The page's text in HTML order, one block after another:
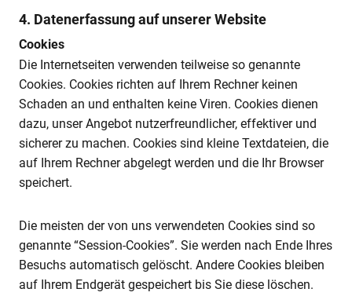
4. Datenerfassung auf unserer Website
Cookies
Die Internetseiten verwenden teilweise so genannte
Cookies. Cookies richten auf Ihrem Rechner keinen
Schaden an und enthalten keine Viren. Cookies dienen
dazu, unser Angebot nutzerfreundlicher, effektiver und
sicherer zu machen. Cookies sind kleine Textdateien, die
auf Ihrem Rechner abgelegt werden und die Ihr Browser
speichert.
Die meisten der von uns verwendeten Cookies sind so
genannte “Session-Cookies”. Sie werden nach Ende Ihres
Besuchs automatisch gelöscht. Andere Cookies bleiben
auf Ihrem Endgerät gespeichert bis Sie diese löschen.